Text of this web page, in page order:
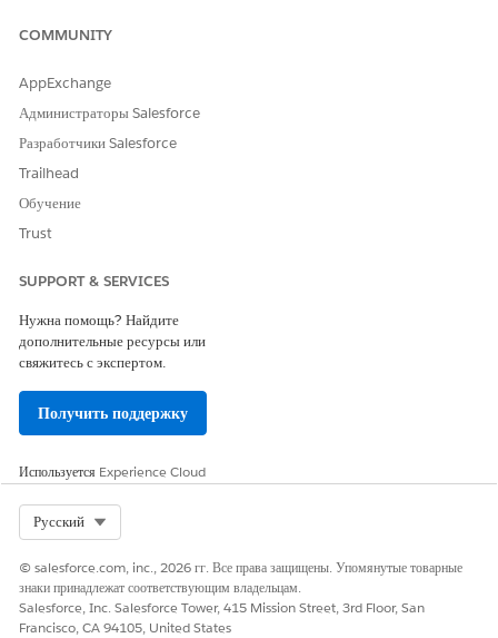
COMMUNITY
AppExchange
Администраторы Salesforce
Разработчики Salesforce
Trailhead
Обучение
Trust
SUPPORT & SERVICES
Нужна помощь? Найдите
дополнительные ресурсы или
свяжитесь с экспертом.
Получить поддержку
Используется Experience Cloud
Русский
© salesforce.com, inc., 2026 гг. Все права защищены. Упомянутые товарные
знаки принадлежат соответствующим владельцам.
Salesforce, Inc. Salesforce Tower, 415 Mission Street, 3rd Floor, San
Francisco, CA 94105, United States